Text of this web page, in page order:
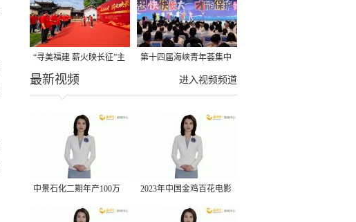
味→
“寻美福建 薪火映长征”主
题活动在龙岩长汀启动
第十四届海峡青年荟集中
阶段活动在福州举行
进入视频频道
最新视频
中景石化二期年产100万
吨丙烷脱氢项目建成中交
2023年中国金鸡百花电影
节有福电影巡展31日启动